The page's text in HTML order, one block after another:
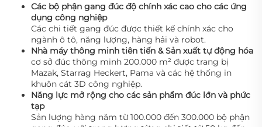
Các bộ phận gang đúc độ chính xác cao cho các ứng
dụng công nghiệp
Các chi tiết gang đúc được thiết kế chính xác cho
ngành ô tô, năng lượng, hàng hải và robot.
Nhà máy thông minh tiên tiến & Sản xuất tự động hóa
cơ sở đúc thông minh 200.000 m² được trang bị
Mazak, Starrag Heckert, Pama và các hệ thống in
khuôn cát 3D công nghiệp.
Năng lực mở rộng cho các sản phẩm đúc lớn và phức
tạp
Sản lượng hàng năm từ 100.000 đến 300.000 bộ phận